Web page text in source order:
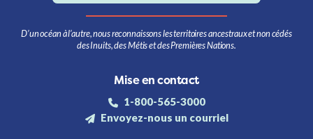
D’un océan à l’autre, nous reconnaissons les territoires ancestraux et non cédés
des Inuits, des Métis et des Premières Nations.
Mise en contact
1-800-565-3000
Envoyez-nous un courriel